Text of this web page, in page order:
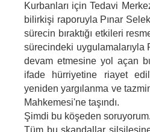
Kurbanları için Tedavi
bilirkişi raporuyla Pınar
sürecin bıraktığı etkileri
sürecindeki uygulamalarıyla
devam etmesine yol açan
ifade hürriyetine riayet
yeniden yargılanma ve
Mahkemesi'ne taşındı.
Şimdi bu köşeden
Tüm bu skandallar